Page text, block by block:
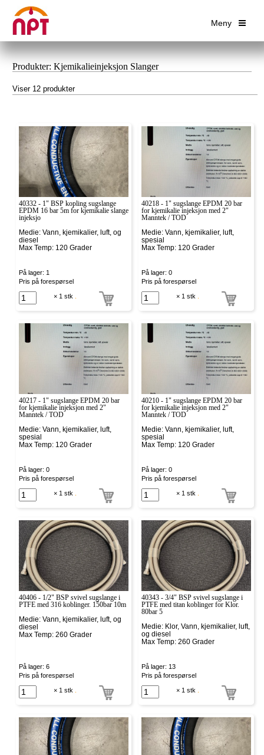
Meny
Produkter: Kjemikalieinjeksjon Slanger
Viser 12 produkter
40332 - 1" BSP kopling sugslange
EPDM 16 bar 5m for kjemikalie slange
injeksjo
Medie: Vann, kjemikalier, luft, og
diesel
Max Temp: 120 Grader
På lager: 1
Pris på forespørsel
× 1 stk
40218 - 1" sugslange EPDM 20 bar
for kjemikalie injeksjon med 2"
Manntek / TOD
Medie: Vann, kjemikalier, luft,
spesial
Max Temp: 120 Grader
På lager: 0
Pris på forespørsel
× 1 stk
40217 - 1" sugslange EPDM 20 bar
for kjemikalie injeksjon med 2"
Manntek / TOD
Medie: Vann, kjemikalier, luft,
spesial
Max Temp: 120 Grader
På lager: 0
Pris på forespørsel
× 1 stk
40210 - 1" sugslange EPDM 20 bar
for kjemikalie injeksjon med 2"
Manntek / TOD
Medie: Vann, kjemikalier, luft,
spesial
Max Temp: 120 Grader
På lager: 0
Pris på forespørsel
× 1 stk
40406 - 1/2" BSP svivel sugslange i
PTFE med 316 koblinger. 150bar 10m
Medie: Vann, kjemikalier, luft, og
diesel
Max Temp: 260 Grader
På lager: 6
Pris på forespørsel
× 1 stk
40343 - 3/4" BSP svivel sugslange i
PTFE med titan koblinger for Klor.
80bar 5
Medie: Klor, Vann, kjemikalier, luft,
og diesel
Max Temp: 260 Grader
På lager: 13
Pris på forespørsel
× 1 stk